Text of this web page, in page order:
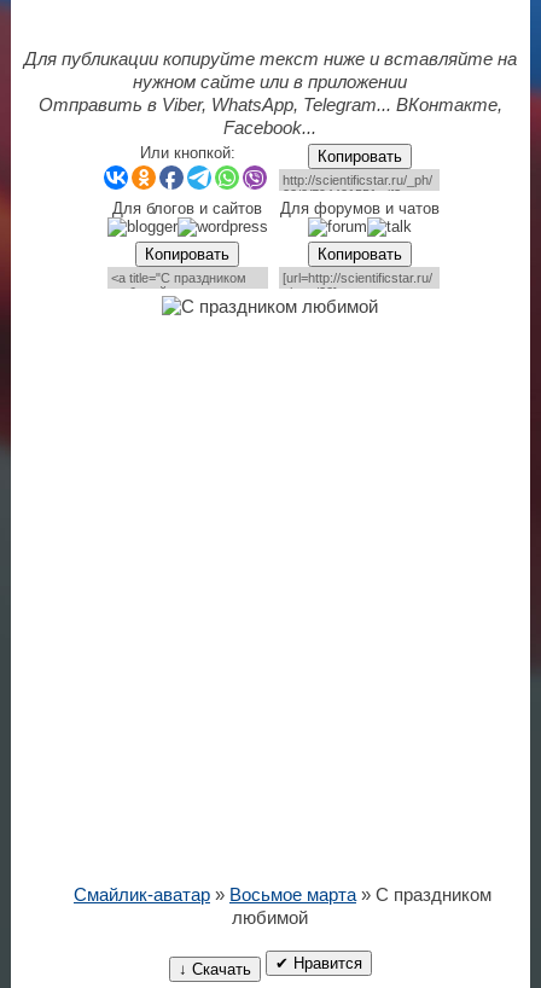
Для публикации копируйте текст ниже и вставляйте на
нужном сайте или в приложении
Отправить в Viber, WhatsApp, Telegram... ВКонтакте,
Facebook...
Или кнопкой: Копировать
Для блогов и сайтов Для форумов и чатов
Копировать Копировать
Смайлик-аватар» Восьмое марта» С праздником
любимой
↓ Скачать ✔ Нравится